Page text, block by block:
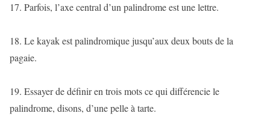
17. Parfois, l’axe central d’un palindrome est une lettre.
18. Le kayak est palindromique jusqu’aux deux bouts de la
pagaie.
19. Essayer de définir en trois mots ce qui différencie le
palindrome, disons, d’une pelle à tarte.